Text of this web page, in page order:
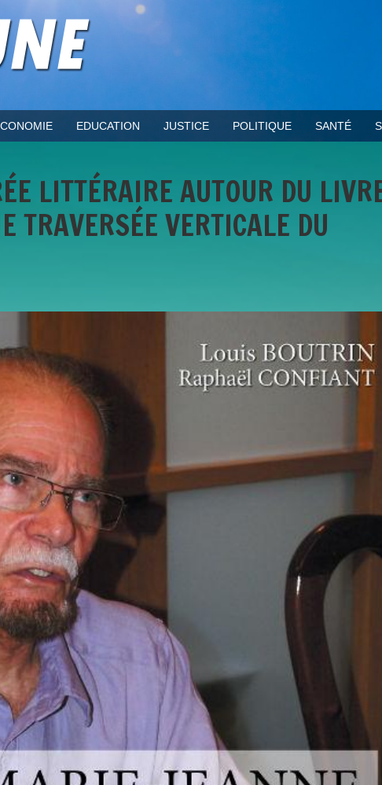
EDUCATION JUSTICE POLITIQUE SANTÉ
LITTÉRAIRE AUTOUR DU
TRAVERSÉE VERTICALE DU